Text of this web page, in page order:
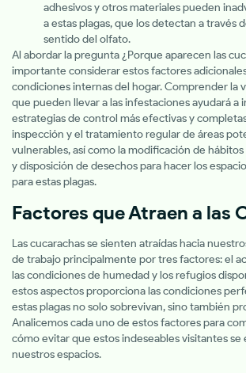
adhesivos y otros materiales pueden
a estas plagas, que los detectan a través
sentido del olfato.
Al abordar la pregunta ¿Porque aparecen las
importante considerar estos factores
condiciones internas del hogar. Comprender la
que pueden llevar a las infestaciones ayudará a
estrategias de control más efectivas y
inspección y el tratamiento regular de áreas
vulnerables, así como la modificación de
y disposición de desechos para hacer los
para estas plagas.
Factores que Atraen a las
Las cucarachas se sienten atraídas hacia
de trabajo principalmente por tres factores: el
las condiciones de humedad y los refugios
estos aspectos proporciona las condiciones
estas plagas no solo sobrevivan, sino también
Analicemos cada uno de estos factores para
cómo evitar que estos indeseables visitantes se
nuestros espacios.